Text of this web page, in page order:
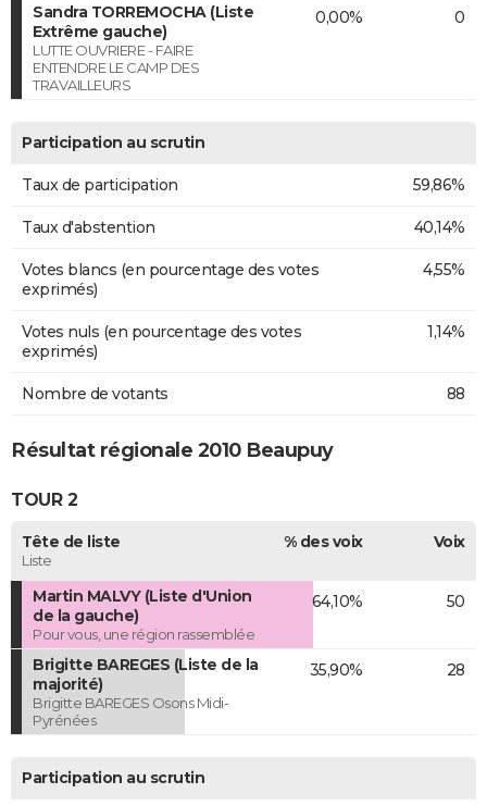
Sandra TORREMOCHA (Liste
Extrême gauche)
LUTTE OUVRIERE - FAIRE
ENTENDRE LE CAMP DES
TRAVAILLEURS
0,00% 0
Participation au scrutin
Taux de participation 59,86%
Taux d'abstention 40,14%
Votes blancs (en pourcentage des votes
exprimés)
4,55%
Votes nuls (en pourcentage des votes
exprimés)
1,14%
Nombre de votants 88
Résultat régionale 2010 Beaupuy
TOUR 2
Tête de liste
Liste
% des voix Voix
Martin MALVY (Liste d'Union
de la gauche)
Pour vous, une région rassemblée
64,10% 50
Brigitte BAREGES (Liste de la
majorité)
Brigitte BAREGES Osons Midi-
Pyrénées
35,90% 28
Participation au scrutin